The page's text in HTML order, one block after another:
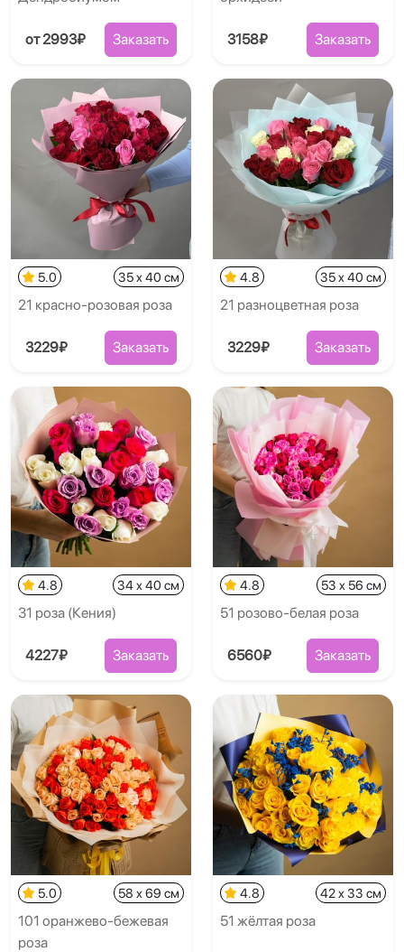
от 2993₽ Заказать 3158₽ Заказать
5.0 35 x 40 см
21 красно-розовая роза
3229₽ Заказать
4.8 35 x 40 см
21 разноцветная роза
3229₽ Заказать
4.8 34 x 40 см
31 роза (Кения)
4227₽ Заказать
4.8 53 x 56 см
51 розово-белая роза
6560₽ Заказать
5.0 58 x 69 см
101 оранжево-бежевая
роза
4.8 42 x 33 см
51 жёлтая роза